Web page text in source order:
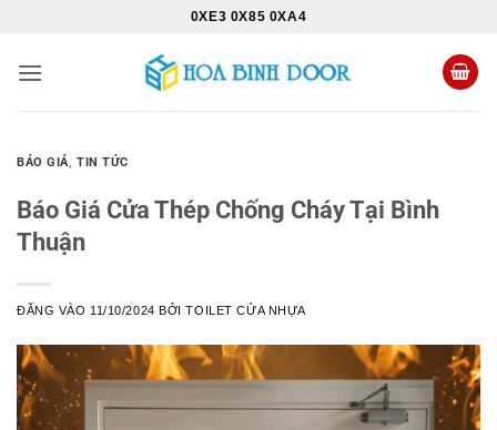
nội
0XE3 0X85 0XA4
BÁO GIÁ,TIN TỨC
Báo Giá Cửa Thép Chống Cháy Tại Bình
Thuận
ĐĂNG VÀO 11/10/2024 BỞITOILET CỬA NHỰA